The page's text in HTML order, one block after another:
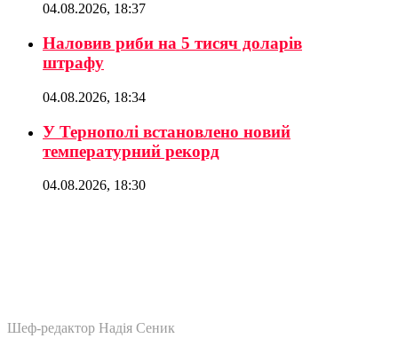
04.08.2026, 18:37
Наловив риби на 5 тисяч доларів
штрафу
04.08.2026, 18:34
У Тернополі встановлено новий
температурний рекорд
04.08.2026, 18:30
Шеф-редактор Надія Сеник